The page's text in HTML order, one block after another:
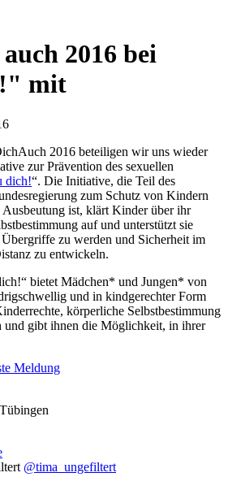
2016 bei
mit
Auch 2016 beteiligen wir uns wieder
zur Prävention des sexuellen
dich!“. Die Initiative, die Teil des
zum Schutz von Kindern
ist, klärt Kinder über ihr
auf und unterstützt sie
zu werden und Sicherheit im
zu entwickeln.
bietet Mädchen* und Jungen* von
und in kindgerechter Form
körperliche Selbstbestimmung
und gibt ihnen die Möglichkeit, in ihrer
Meldung
@tima_ungefiltert